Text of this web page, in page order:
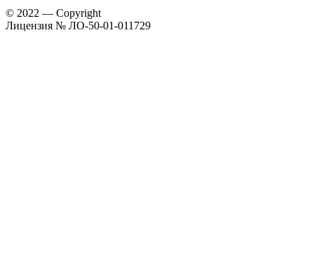
© 2022 — Copyright
Лицензия № ЛО-50-01-011729